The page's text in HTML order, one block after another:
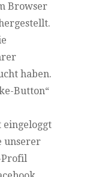
Browser
haben.
Button“
eingeloggt
unserer
Profil